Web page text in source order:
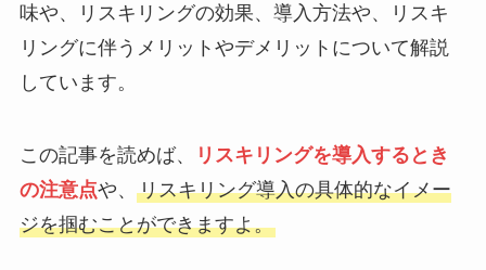
味や、リスキリングの効果、導入方法や、リスキ
リングに伴うメリットやデメリットについて解説
しています。
この記事を読めば、
リスキリングを導入するとき
の注意点や、 リスキリング導入の具体的なイメー
ジを掴むことができますよ。